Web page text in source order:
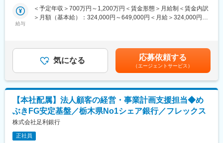
また原付での営業活動が基本のため、入社後の研修で安全に運転
できるようサポートします。
段階的に成長可能。ほかにもキャリアチャレンジ制度による他分
野への挑戦など、多彩なキャリアがあります。
■モデル年収
主任：450～670万円（在職最年少26歳）／課長代理：500～850
万円（在職最年少30歳）
課長・担当課長：690～850万円（在職最年少35歳）／管理職：
800～1,000万円超（在職最年少37歳）
変更の範囲：会社の定める業務
のトスアップに基づき、営業店担当者と同行訪問いたします。
・総合職採用のため異動可能性はございますが、専門職採用につ
き原則本社勤務となります。
・将来的には、希望や適正に合わせて様々な業務にチャレンジで
■当行の魅力
・2023年4月にこれまで本部内に分散されていた法人向けコンサ
ルティング機能を「法人コンサルティング部」に集約しました。
相談の窓口となる営業店と支援メニューのコーディネートを担う
本部が連携することで、お客さまのニーズの把握から課題整理、
専門的知見による最適な支援メニューの選定、具体的な解決手段
給与
＜予定年収＞700万円～1,200万円＜賃金形態＞月給制＜賃金内訳
＞月額（基本給）：324,000円～649,000円＜月給＞324,000円～
賃金はあくまでも目安の金額であり、選考を通じて上下する可能
性があります。月給(月額)は固定手当を含めた表記です。
気になる 応募依頼する
（エージェントサービス）
【本社配属】法人顧客の経営・事業計画支援担当◆め
ぶきFG安定基盤／栃木県No1シェア銀行／フレックス
株式会社足利銀行
正社員